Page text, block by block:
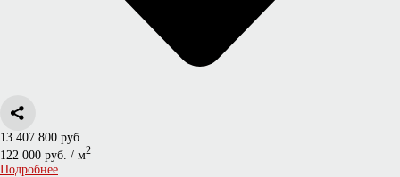
13 407 800 руб.
122 000 руб. / м2
Подробнее